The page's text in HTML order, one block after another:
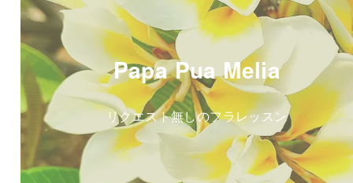
Papa Pua Melia
リクエスト無しのフラレッスン